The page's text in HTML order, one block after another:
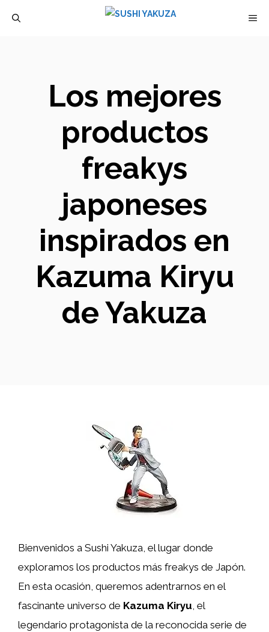
Los mejores
productos
freakys
japoneses
inspirados en
Kazuma Kiryu
de Yakuza
Bienvenidos a Sushi Yakuza, el lugar donde
exploramos los productos más freakys de Japón.
En esta ocasión, queremos adentrarnos en el
fascinante universo de Kazuma Kiryu, el
legendario protagonista de la reconocida serie de